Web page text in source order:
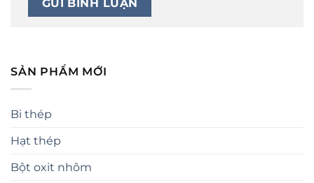
SẢN PHẨM MỚI
Bi thép
Hạt thép
Bột oxit nhôm